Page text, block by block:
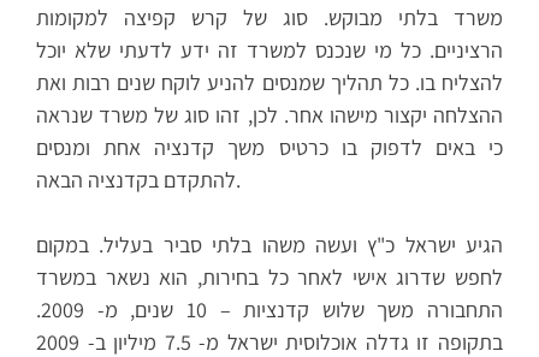
משרד בלתי מבוקש. סוג של קרש קפיצה למקומות
הרציניים. כל מי שנכנס למשרד זה ידע לדעתי שלא יוכל
להצליח בו. כל תהליך שמנסים להניע לוקח שנים רבות ואת
ההצלחה יקצור מישהו אחר. לכן, זהו סוג של משרד שנראה
כי באים לדפוק בו כרטיס משך קדנציה אחת ומנסים
להתקדם בקדנציה הבאה.
הגיע ישראל כ"ץ ועשה משהו בלתי סביר בעליל. במקום
לחפש שדרוג אישי לאחר כל בחירות, הוא נשאר במשרד
התחבורה משך שלוש קדנציות – 10 שנים, מ- 2009.
בתקופה זו גדלה אוכלוסית ישראל מ- 7.5 מיליון ב- 2009